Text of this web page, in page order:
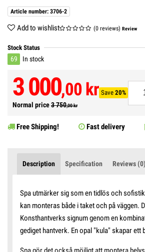
Article number: 3706-2
Add to wishlist (0 reviews) Review
Stock Status
69 In stock
3 000,00 kr
Normal price3 750,00 kr
Save 20%
Free Shipping! Fast delivery
Description Specification Reviews (0)
Spa utmärker sig som en tidlös och
kan monteras både i taket och på väggen.
Konsthantverks signum genom en
gediget hantverk. En opal "kula" skapar ett